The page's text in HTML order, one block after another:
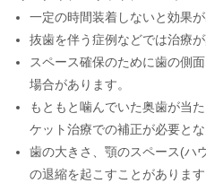
一定の時間装着しないと効果が
抜歯を伴う症例などでは治療
スペース確保のために歯の側
場合があります。
もともと噛んでいた奥歯が当
ケット治療での補正が必要とな
歯の大きさ、顎のスペース(ハ
の退縮を起こすことがあります